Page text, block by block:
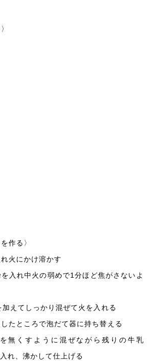
作る〉
火にかけ溶かす
入れ中火の弱めで1分ほど焦がさないよ
えてしっかり混ぜて火を入れる
たところで泡だて器に持ち替える
無くすように混ぜながら残りの牛乳
れ、沸かして仕上げる